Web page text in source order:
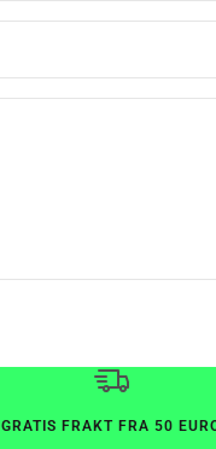
GRATIS FRAKT FRA 50